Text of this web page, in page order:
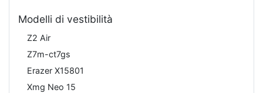
Modelli di vestibilità
Z2 Air
Z7m-ct7gs
Erazer X15801
Xmg Neo 15